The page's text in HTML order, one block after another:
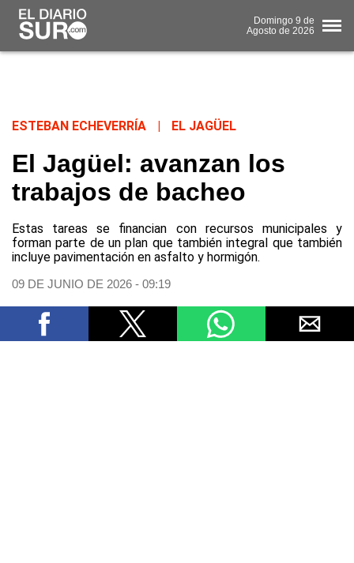
Domingo 9 de
Agosto de 2026
ESTEBAN ECHEVERRÍA EL JAGÜEL
El Jagüel: avanzan los
trabajos de bacheo
Estas tareas se financian con recursos municipales y
forman parte de un plan que también integral que también
incluye pavimentación en asfalto y hormigón.
09 DE JUNIO DE 2026 - 09:19